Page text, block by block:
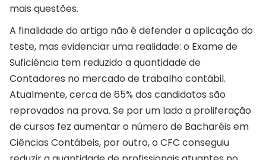
mais questões.
A finalidade do artigo não é defender a aplicação do
teste, mas evidenciar uma realidade: o Exame de
Suficiência tem reduzido a quantidade de
Contadores no mercado de trabalho contábil.
Atualmente, cerca de 65% dos candidatos são
reprovados na prova. Se por um lado a proliferação
de cursos fez aumentar o número de Bacharéis em
Ciências Contábeis, por outro, o CFC conseguiu